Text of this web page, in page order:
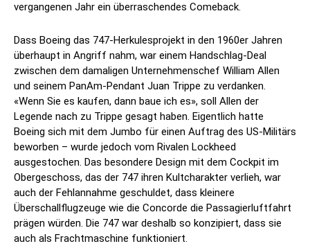
vergangenen Jahr ein überraschendes Comeback.
Dass Boeing das 747-Herkulesprojekt in den 1960er Jahren
überhaupt in Angriff nahm, war einem Handschlag-Deal
zwischen dem damaligen Unternehmenschef William Allen
und seinem PanAm-Pendant Juan Trippe zu verdanken.
«Wenn Sie es kaufen, dann baue ich es», soll Allen der
Legende nach zu Trippe gesagt haben. Eigentlich hatte
Boeing sich mit dem Jumbo für einen Auftrag des US-Militärs
beworben – wurde jedoch vom Rivalen Lockheed
ausgestochen. Das besondere Design mit dem Cockpit im
Obergeschoss, das der 747 ihren Kultcharakter verlieh, war
auch der Fehlannahme geschuldet, dass kleinere
Überschallflugzeuge wie die Concorde die Passagierluftfahrt
prägen würden. Die 747 war deshalb so konzipiert, dass sie
auch als Frachtmaschine funktioniert.